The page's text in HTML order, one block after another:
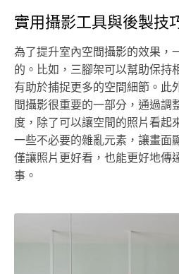
實用攝影工具與後製技
為了提升室內空間攝影的效果，
的。比如，三腳架可以幫助保持
有助於捕捉更多的空間細節。此
間攝影很重要的一部分，通過調
度，除了可以讓空間的照片看起
一些不必要的雜亂元素，讓畫面
僅讓照片更好看，也能更好地傳
事。